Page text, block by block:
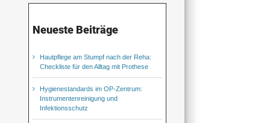
Neueste Beiträge
Hautpflege am Stumpf nach der Reha:
Checkliste für den Alltag mit Prothese
Hygienestandards im OP-Zentrum:
Instrumentenreinigung und
Infektionsschutz